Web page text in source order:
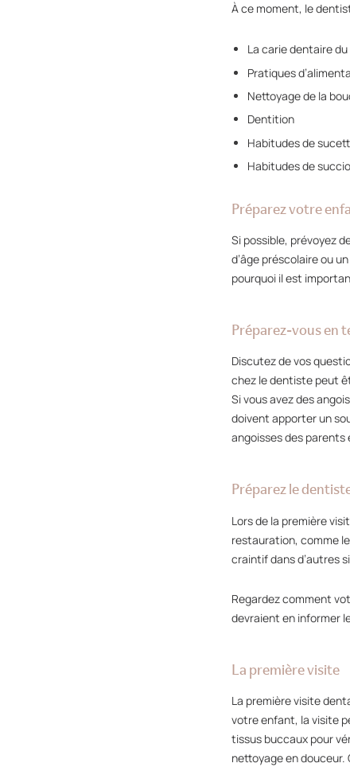
À ce moment, le
La carie dentaire
Pratiques
Nettoyage de la
Dentition
Habitudes de
Habitudes de
Préparez votre
Si possible, prévoyez
d’âge préscolaire ou
pourquoi il est
Préparez-vous en
Discutez de vos
chez le dentiste peut
Si vous avez des
doivent apporter un
angoisses des parents
Préparez le
Lors de la première
restauration, comme
craintif dans d’autres
Regardez comment
devraient en informer
La première visite
La première visite
votre enfant, la visite
tissus buccaux pour
nettoyage en douceur.